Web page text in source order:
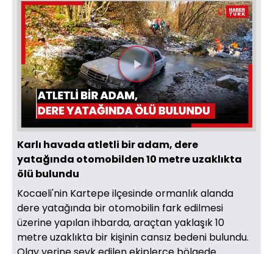
Videoyu
Oynat
Karlı havada atletli bir adam, dere
yatağında otomobilden 10 metre uzaklıkta
ölü bulundu
Kocaeli'nin Kartepe ilçesinde ormanlık alanda
dere yatağında bir otomobilin fark edilmesi
üzerine yapılan ihbarda, araçtan yaklaşık 10
metre uzaklıkta bir kişinin cansız bedeni bulundu.